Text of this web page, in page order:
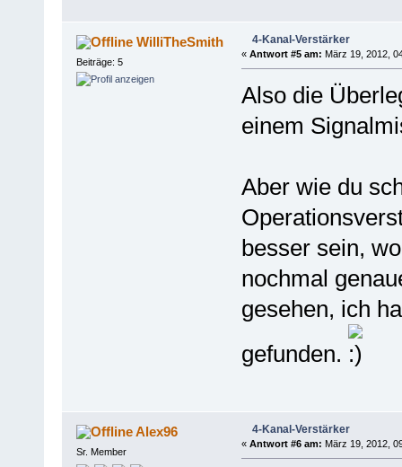
WilliTheSmith
Beiträge: 5
4-Kanal-Verstärker
« Antwort #5 am: März 19, 2012,
Also die
einem
Aber wie du
besser sein,
nochmal
gesehen, ich
gefunden.
Alex96
Sr. Member
4-Kanal-Verstärker
« Antwort #6 am: März 19, 2012,